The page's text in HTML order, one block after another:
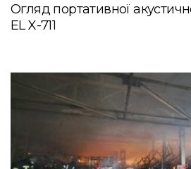
Огляд портативної
EL X-711